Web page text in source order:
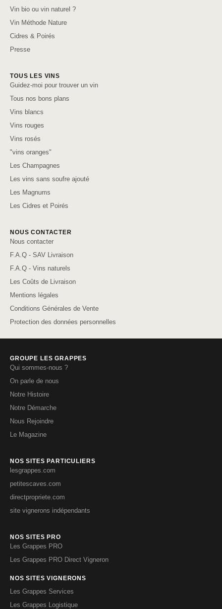
Vin bio ou vin naturel ?
Vin Méthode Nature
Cidres & Poirés
Presse
TOUS LES VINS
Guidez-moi pour trouver un vin
Tous nos bons plans
Vins blancs
Vins rouges
Vins rosés
"vins oranges"
Les Champagnes
Les vins sans soufre ajouté
Les Magnums
Les Cidres et Poirés
NOUS CONTACTER
Nous contacter
F.A.Q - SAV Livraison
F.A.Q - Vins naturels
Les Coûts de Livraison
Mentions légales
Conditions Générales de Vente
Protection des données personnelles
GROUPE LES GRAPPES
Qui sommes-nous ?
On parle de nous
Notre Histoire
Notre Démarche
Nous Rejoindre
Le Magazine
NOS SITES PARTICULIERS
lesgrappes.com
petitescaves.com
directpropriete.com
site vignerons indépendants
NOS SITES PRO
Les Grappes PRO
Les Grappes PRO Direct Vigneron
NOS SITES VIGNERONS
Les Grappes Services
Les Grappes Logistique